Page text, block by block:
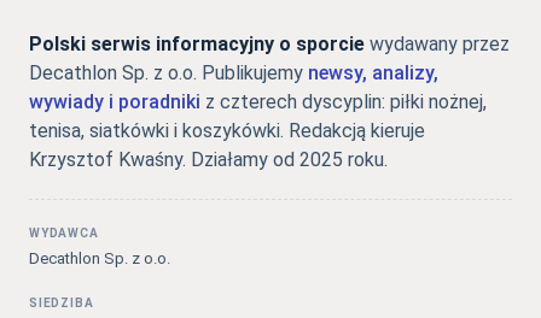
Polski serwis informacyjny o sporcie wydawany przez
Decathlon Sp. z o.o. Publikujemy newsy, analizy,
wywiady i poradniki z czterech dyscyplin: piłki nożnej,
tenisa, siatkówki i koszykówki. Redakcją kieruje
Krzysztof Kwaśny. Działamy od 2025 roku.
WYDAWCA
Decathlon Sp. z o.o.
SIEDZIBA